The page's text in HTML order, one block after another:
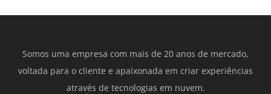
Somos uma empresa com mais de 20 anos de mercado,
voltada para o cliente e apaixonada em criar experiências
através de tecnologias em nuvem.